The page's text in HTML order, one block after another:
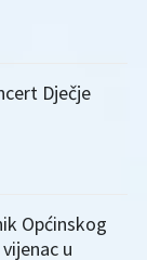
Dječje
Općinskog
u